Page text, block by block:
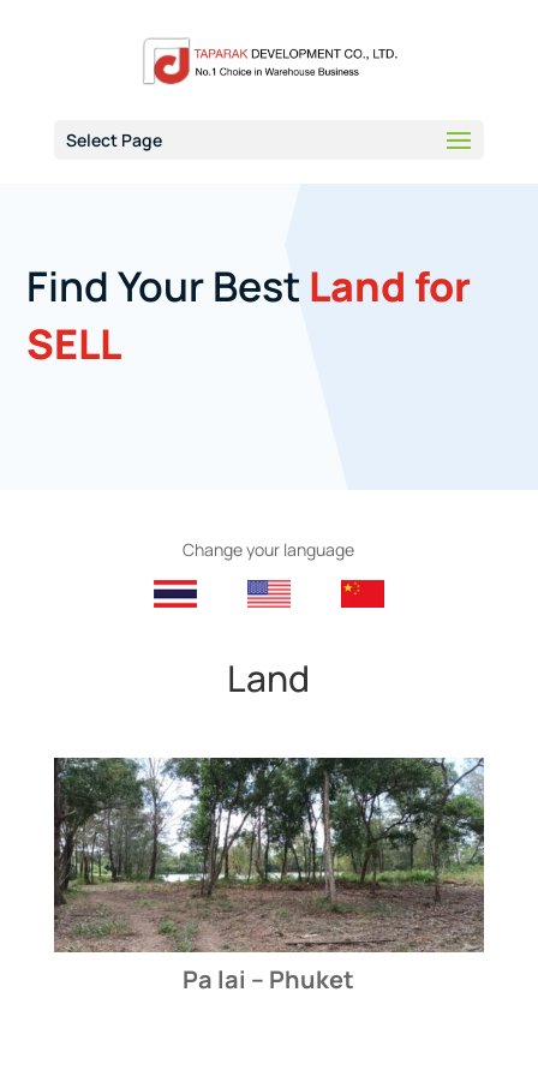
Select Page
Find Your Best Land for
SELL
Change your language
Land
Pa lai – Phuket